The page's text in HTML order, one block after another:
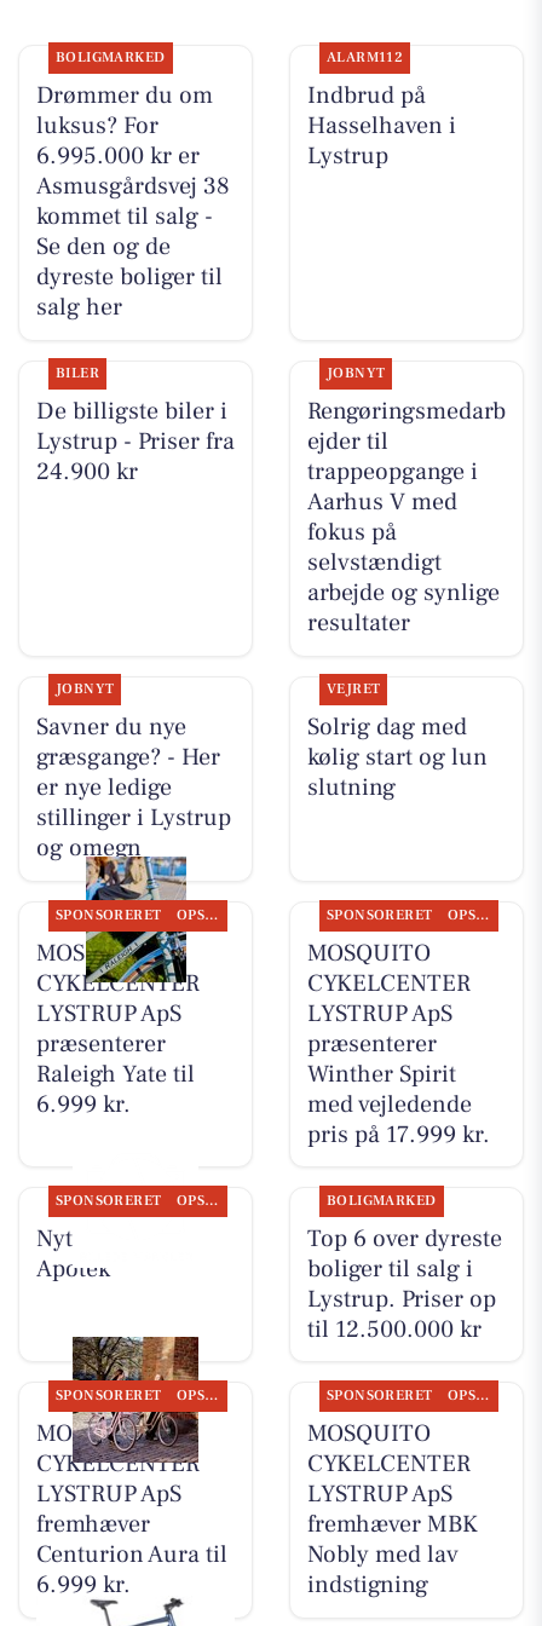
BOLIGMARKED
Drømmer du om
luksus? For
6.995.000 kr er
Asmusgårdsvej 38
kommet til salg -
Se den og de
dyreste boliger til
salg her
ALARM112
Indbrud på
Hasselhaven i
Lystrup
BILER
De billigste biler i
Lystrup - Priser fra
24.900 kr
JOBNYT
Rengøringsmedarb
ejder til
trappeopgange i
Aarhus V med
fokus på
selvstændigt
arbejde og synlige
resultater
JOBNYT
Savner du nye
græsgange? - Her
er nye ledige
stillinger i Lystrup
og omegn
VEJRET
Solrig dag med
kølig start og lun
slutning
SPONSORERET OPSLAGSTAVLEN
MOSQUITO
CYKELCENTER
LYSTRUP ApS
præsenterer
Raleigh Yate til
6.999 kr.
SPONSORERET OPSLAGSTAVLEN
MOSQUITO
CYKELCENTER
LYSTRUP ApS
præsenterer
Winther Spirit
med vejledende
pris på 17.999 kr.
SPONSORERET OPSLAGSTAVLEN
Nyt fra Lystrup
Apotek
BOLIGMARKED
Top 6 over dyreste
boliger til salg i
Lystrup. Priser op
til 12.500.000 kr
SPONSORERET OPSLAGSTAVLEN
MOSQUITO
CYKELCENTER
LYSTRUP ApS
fremhæver
Centurion Aura til
6.999 kr.
SPONSORERET OPSLAGSTAVLEN
MOSQUITO
CYKELCENTER
LYSTRUP ApS
fremhæver MBK
Nobly med lav
indstigning